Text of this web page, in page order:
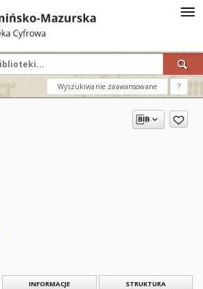
Wyszukiwanie zaawansowane ?
INFORMACJE STRUKTURA